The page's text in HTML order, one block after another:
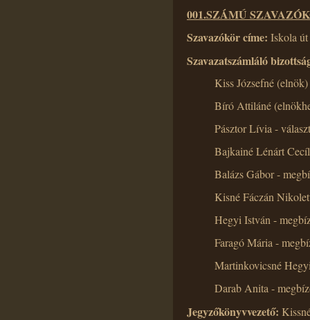
001.SZÁMÚ
Szavazókör címe: Iskola
Szavazatszámláló
Kiss Józsefné
Bíró Attiláné
Pásztor Lívia -
Bajkainé Lénárt
Balázs Gábor -
Kisné Fáczán
Hegyi István -
Faragó Mária -
Martinkovicsné
Darab Anita
Jegyzőkönyvvezető: